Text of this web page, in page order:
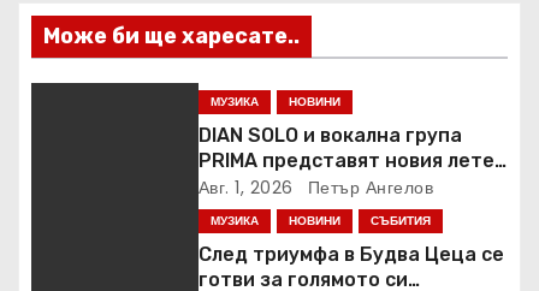
Може би ще харесате..
МУЗИКА НОВИНИ
DIAN SOLO и вокална група
PRIMA представят новия летен
хит „Loca Loca“
Авг. 1, 2026 Петър Ангелов
МУЗИКА НОВИНИ СЪБИТИЯ
След триумфа в Будва Цеца се
готви за голямото си